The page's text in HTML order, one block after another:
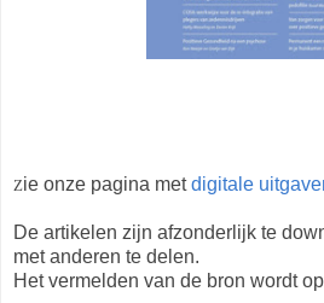
Zie onze pagina metdigitale
De artikelen zijn afzonderlijk te
met anderen te delen.
Het vermelden van de bron wordt